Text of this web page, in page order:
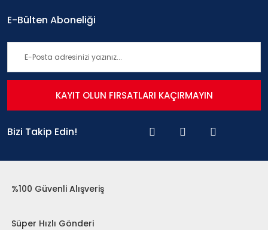
E-Bülten Aboneliği
KAYIT OLUN FIRSATLARI KAÇIRMAYIN
Bizi Takip Edin!
%100 Güvenli Alışveriş
Süper Hızlı Gönderi